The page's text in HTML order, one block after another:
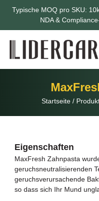
Typische MOQ pro SKU:
NDA &
Startseite/
Eigenschaften
MaxFresh Zahnpasta
geruchsneutralisierenden
geruchsverursachende
so dass sich Ihr Mund